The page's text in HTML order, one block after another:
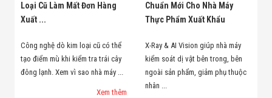
Loại Cũ Làm Mất Đơn Hàng
Xuất ...
Công nghệ dò kim loại cũ có thể
tạo điểm mù khi kiểm tra trái cây
đông lạnh. Xem vì sao nhà máy ...
Xem thêm
Chuẩn Mới Cho Nhà Máy
Thực Phẩm Xuất Khẩu
X-Ray & AI Vision giúp nhà máy
kiểm soát dị vật bên trong, bên
ngoài sản phẩm, giảm phụ thuộc
nhân ...